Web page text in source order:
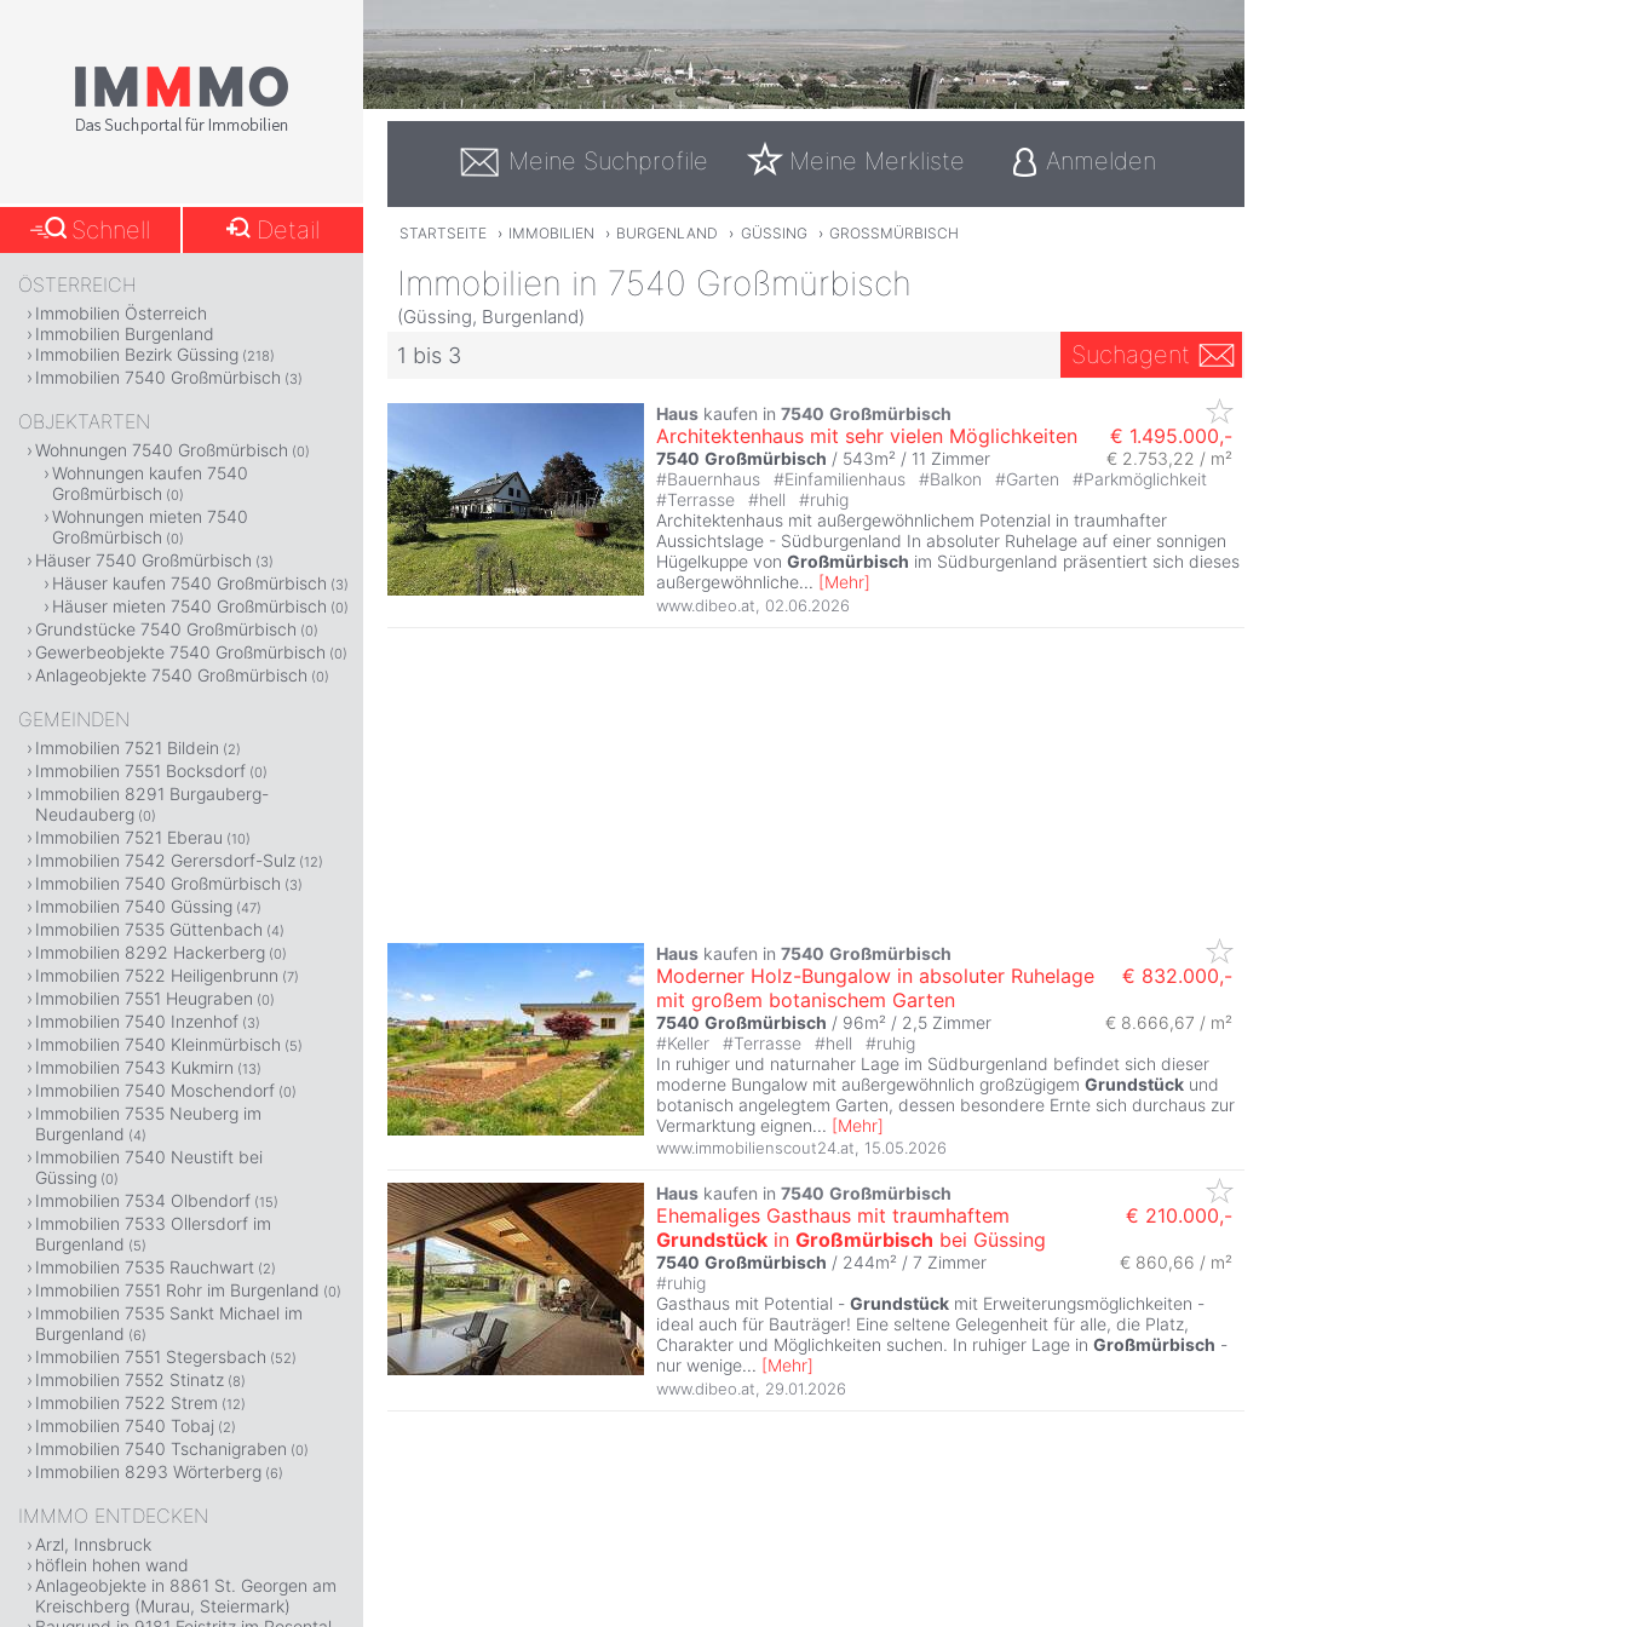
Meine Suchprofile Meine Merkliste Anmelden
STARTSEITE › IMMOBILIEN › BURGENLAND › GÜSSING › GROSSMÜRBISCH
Immobilien in 7540 Großmürbisch
(Güssing, Burgenland)
1 bis 3 Suchagent
Haus kaufen in 7540 Großmürbisch
Architektenhaus mit sehr vielen Möglichkeiten € 1.495.000,-
7540 Großmürbisch / 543m² / 11 Zimmer
€ 2.753,22 / m²
#Bauernhaus #Einfamilienhaus #Balkon #Garten #Parkmöglichkeit
#Terrasse #hell #ruhig
Architektenhaus mit außergewöhnlichem Potenzial in traumhafter
Aussichtslage - Südburgenland In absoluter Ruhelage auf einer sonnigen
Hügelkuppe von Großmürbisch im Südburgenland präsentiert sich dieses
außergewöhnliche... [Mehr]
www.dibeo.at 02.06.2026
Haus kaufen in 7540 Großmürbisch
Moderner Holz-Bungalow in absoluter Ruhelage
mit großem botanischem Garten
€ 832.000,-
7540 Großmürbisch / 96m² / 2,5 Zimmer
€ 8.666,67 / m²
#Keller #Terrasse #hell #ruhig
In ruhiger und naturnaher Lage im Südburgenland befindet sich dieser
moderne Bungalow mit außergewöhnlich großzügigem Grundstück und
botanisch angelegtem Garten, dessen besondere Ernte sich durchaus zur
Vermarktung eignen... [Mehr]
www.immobilienscout24.at, 15.05.2026
Haus kaufen in 7540 Großmürbisch
Ehemaliges Gasthaus mit traumhaftem
Grundstück in Großmürbisch bei Güssing
€ 210.000,-
7540 Großmürbisch / 244m² / 7 Zimmer
€ 860,66 / m²
#ruhig
Gasthaus mit Potential - Grundstück mit Erweiterungsmöglichkeiten -
ideal auch für Bauträger! Eine seltene Gelegenheit für alle, die Platz,
Charakter und Möglichkeiten suchen. In ruhiger Lage in Großmürbisch -
nur wenige... [Mehr]
www.dibeo.at 29.01.2026
Schnell Detail
ÖSTERREICH
Immobilien Österreich
Immobilien Burgenland
Immobilien Bezirk Güssing (218)
Immobilien 7540 Großmürbisch (3)
OBJEKTARTEN
Wohnungen 7540 Großmürbisch (0)
Wohnungen kaufen 7540
Großmürbisch (0)
Wohnungen mieten 7540
Großmürbisch (0)
Häuser 7540 Großmürbisch (3)
Häuser kaufen 7540 Großmürbisch (3)
Häuser mieten 7540 Großmürbisch (0)
Grundstücke 7540 Großmürbisch (0)
Gewerbeobjekte 7540 Großmürbisch (0)
Anlageobjekte 7540 Großmürbisch (0)
GEMEINDEN
Immobilien 7521 Bildein (2)
Immobilien 7551 Bocksdorf (0)
Immobilien 8291 Burgauberg-
Neudauberg (0)
Immobilien 7521 Eberau (10)
Immobilien 7542 Gerersdorf-Sulz (12)
Immobilien 7540 Großmürbisch (3)
Immobilien 7540 Güssing (47)
Immobilien 7535 Güttenbach (4)
Immobilien 8292 Hackerberg (0)
Immobilien 7522 Heiligenbrunn (7)
Immobilien 7551 Heugraben (0)
Immobilien 7540 Inzenhof (3)
Immobilien 7540 Kleinmürbisch (5)
Immobilien 7543 Kukmirn (13)
Immobilien 7540 Moschendorf (0)
Immobilien 7535 Neuberg im
Burgenland (4)
Immobilien 7540 Neustift bei
Güssing (0)
Immobilien 7534 Olbendorf (15)
Immobilien 7533 Ollersdorf im
Burgenland (5)
Immobilien 7535 Rauchwart (2)
Immobilien 7551 Rohr im Burgenland (0)
Immobilien 7535 Sankt Michael im
Burgenland (6)
Immobilien 7551 Stegersbach (52)
Immobilien 7552 Stinatz (8)
Immobilien 7522 Strem (12)
Immobilien 7540 Tobaj (2)
Immobilien 7540 Tschanigraben (0)
Immobilien 8293 Wörterberg (6)
IMMMO ENTDECKEN
Arzl, Innsbruck
höflein hohen wand
Anlageobjekte in 8861 St. Georgen am
Kreischberg (Murau, Steiermark)